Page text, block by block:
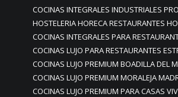
COCINAS INTEGRALES INDUSTRIALES
HOSTELERIA HORECA RESTAURANTES
COCINAS INTEGRALES PARA
COCINAS LUJO PARA RESTAURANTES
COCINAS LUJO PREMIUM BOADILLA DEL
COCINAS LUJO PREMIUM MORALEJA
COCINAS LUJO PREMIUM PARA CASAS